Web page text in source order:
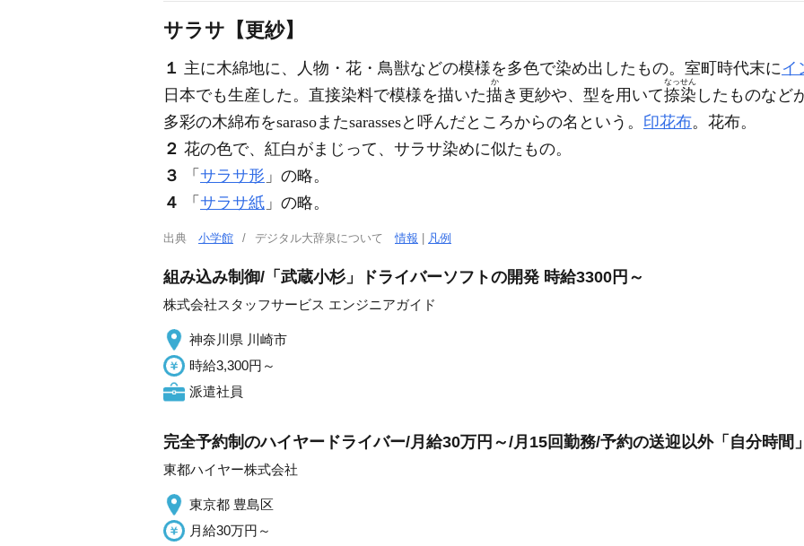
サラサ【更紗】
１ 主に木綿地に、人物・花・鳥獣などの模様を多色で染め出したもの。室町時代末にイ
日本でも生産した。直接染料で模様を描いた描
か
き更紗や、型を用いて捺染
なっせん
したものなど
多彩の木綿布をsarasoまたsarassesと呼んだところからの名という。 印花布。花布。
２ 花の色で、紅白がまじって、サラサ染めに似たもの。
３
「 サラサ形 」の略。
４
「 サラサ紙 」の略。
出典 小学館 デジタル大辞泉について情報 凡例
組み込み制御/「武蔵小杉」ドライバーソフトの開発 時給3300円～
株式会社スタッフサービス エンジニアガイド
神奈川県 川崎市
時給3,300円～
派遣社員
完全予約制のハイヤードライバー/月給30万円～/月15回勤務/予約の送迎以外「自分時間
東都ハイヤー株式会社
東京都 豊島区
月給30万円～